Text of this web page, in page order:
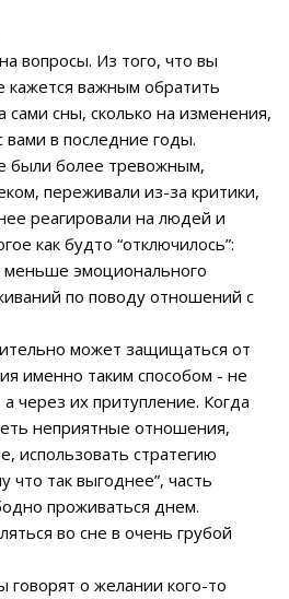
вопросы. Из того, что вы
кажется важным обратить
сами сны, сколько на изменения,
в последние годы.
были более тревожным,
переживали из-за критики,
реагировали на людей и
как будто “отключилось”:
эмоционального
по поводу отношений с
может защищаться от
именно таким способом - не
через их притупление. Когда
неприятные отношения,
использовать стратегию
что так выгоднее”, часть
проживаться днем.
во сне в очень грубой
о желании кого-то